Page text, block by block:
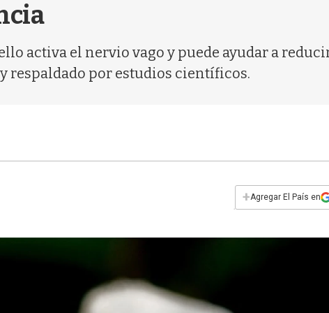
activa el nervio vago y puede ayudar a
respaldado por estudios científicos.
+Agregar El País en